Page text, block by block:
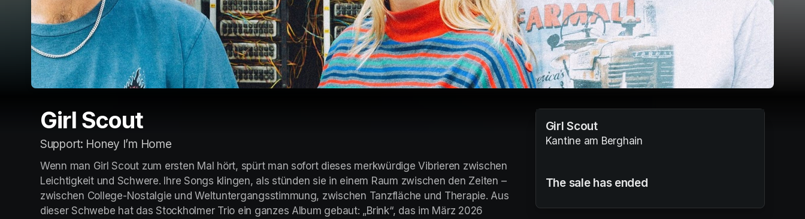
Girl Scout
Support: Honey I’m Home
Wenn man Girl Scout zum ersten Mal hört, spürt man sofort dieses merkwürdige Vibrieren zwischen
Leichtigkeit und Schwere. Ihre Songs klingen, als stünden sie in einem Raum zwischen den Zeiten –
zwischen College-Nostalgie und Weltuntergangsstimmung, zwischen Tanzfläche und Therapie. Aus
dieser Schwebe hat das Stockholmer Trio ein ganzes Album gebaut: „Brink“, das im März 2026
Girl Scout
Kantine am Berghain
The sale has ended